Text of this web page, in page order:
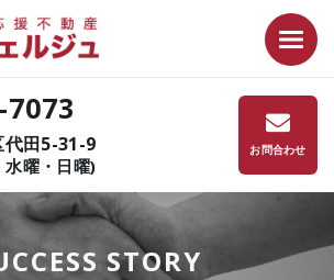
代田5-31-9
水曜・日曜)
お問合わせ
STORY